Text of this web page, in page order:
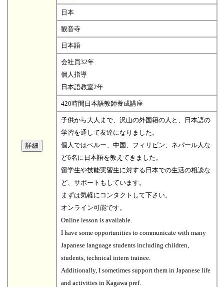
日本
観音寺
日本語
会社員32年
個人指導
日本語教室2年
420時間日本語教師養成講座
子供から大人まで、沢山の外国籍の人と、日本語の
学習を通して友達になりました。
個人ではペルー、中国、フィリピン、ネパール人な
ど6名に日本語を教えてきました。
留学生や技能実習生に対する日本での生活の相談な
ど、サポートもしています。
まずは気軽にコンタクトして下さい。
オンライン可能です。
Online lesson is available.
I have some opportunities to communicate with many
Japanese language students including children,
students, technical intern trainee.
Additionally, I sometimes support them in Japanese life
and activities in Kagawa pref.